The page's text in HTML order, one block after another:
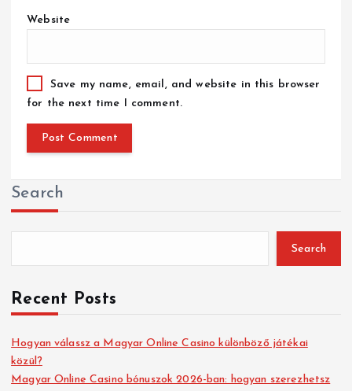
Website
Save my name, email, and website in this browser
for the next time I comment.
Search
Search
Recent Posts
Hogyan válassz a Magyar Online Casino különböző játékai
közül?
Magyar Online Casino bónuszok 2026-ban: hogyan szerezhetsz